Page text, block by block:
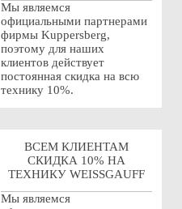
Мы являемся
официальными партнерами
фирмы Kuppersberg,
поэтому для наших
клиентов действует
постоянная скидка на всю
технику 10%.
ВСЕМ КЛИЕНТАМ
СКИДКА 10% НА
ТЕХНИКУ WEISSGAUFF
Мы являемся